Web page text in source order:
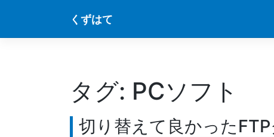
content
くずはて
タグ: PCソフト
切り替えて良かった